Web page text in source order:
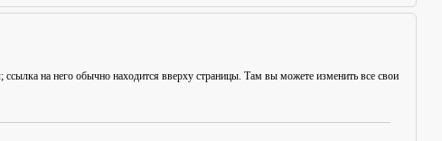
; ссылка на него обычно находится вверху страницы. Там вы можете изменить все свои